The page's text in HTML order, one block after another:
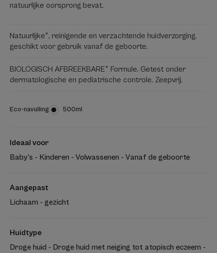
natuurlijke oorsprong bevat.
Natuurlijke*, reinigende en verzachtende huidverzorging,
geschikt voor gebruik vanaf de geboorte.
BIOLOGISCH AFBREEKBARE* Formule. Getest onder
dermatologische en pediatrische controle. Zeepvrij.
Eco-navulling
Eco-
500ml
Ideaal voor
Baby's - Kinderen - Volwassenen - Vanaf de geboorte
Aangepast
Lichaam - gezicht
Huidtype
Droge huid - Droge huid met neiging tot atopisch eczeem -